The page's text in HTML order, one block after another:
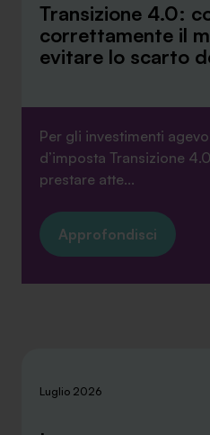
Transizione 4.0:
correttamente il
evitare lo scarto
Per gli investimenti
d’imposta Transizione
prestare atte...
Approfondisci
Luglio 2026